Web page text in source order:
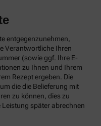
entgegenzunehmen,
Verantwortliche Ihren
(sowie ggf. Ihre E-
zu Ihnen und Ihrem
Rezept ergeben. Die
die die Belieferung mit
zu können, dies zu
später abrechnen